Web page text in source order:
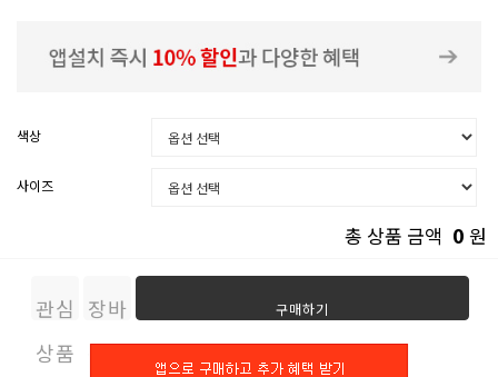
색상
사이즈
총 상품 금액 0 원
관심
상품
장바
구니
구매하기